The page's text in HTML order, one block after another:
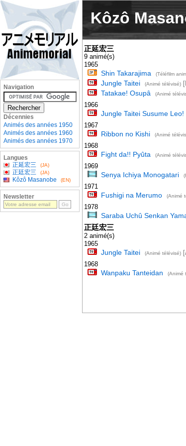
Kôzô
正延宏三
9 animé(s)
1965
Shin Takarajima (Téléfilm
Jungle Taitei (Animé télévisé)
Tatakae! Osupâ (Animé
1966
Jungle Taitei Susume Leo!
1967
Ribbon no Kishi (Animé
1968
Fight da!! Pyûta (Animé
1969
Senya Ichiya Monogatari
1971
Fushigi na Merumo (Animé
1978
Saraba Uchû Senkan
正廷宏三
2 animé(s)
1965
Jungle Taitei (Animé télévisé)
1968
Wanpaku Tanteidan (Animé
Navigation
Décennies
Animés des années 1950
Animés des années 1960
Animés des années 1970
Langues
正延宏三
(JA)
正廷宏三 (JA)
Kôzô Masanobe (EN)
Newsletter